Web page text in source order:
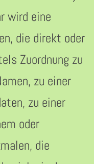
wird eine
die direkt oder
Zuordnung zu
zu einer
zu einer
oder
die